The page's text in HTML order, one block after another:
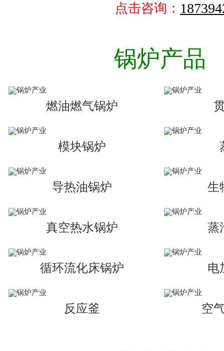
点击咨询：
锅炉产品
燃油燃气锅炉
模块锅炉
导热油锅炉 生
真空热水锅炉 蒸
循环流化床锅炉 电
反应釜 空